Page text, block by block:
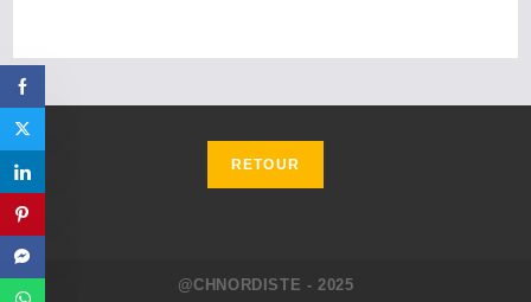
@CHNORDISTE - 2025